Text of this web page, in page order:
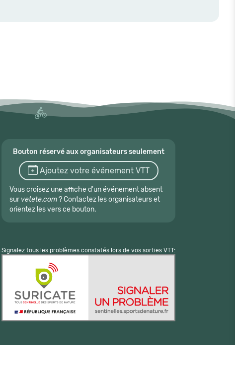
Bouton réservé aux organisateurs seulement
Ajoutez votre événement VTT
Vous croisez une affiche d'un événement absent
sur vetete.com? Contactez les organisateurs et
orientez les vers ce bouton.
Signalez tous les problèmes constatés lors de vos sorties VTT: